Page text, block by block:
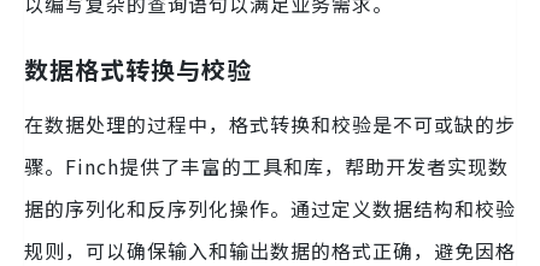
数据格式转换与校验
在数据处理的过程中，格式转换和校验是不可或缺的步
骤。Finch提供了丰富的工具和库，帮助开发者实现数
据的序列化和反序列化操作。通过定义数据结构和校验
规则，可以确保输入和输出数据的格式正确，避免因格